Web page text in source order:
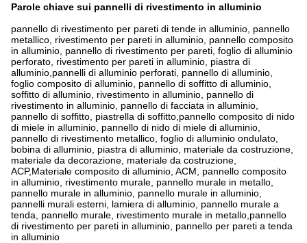
Parole chiave sui pannelli di rivestimento in alluminio
pannello di rivestimento per pareti di tende in alluminio, pannello
metallico, rivestimento per pareti in alluminio, pannello composito
in alluminio, pannello di rivestimento per pareti, foglio di alluminio
perforato, rivestimento per pareti in alluminio, piastra di
alluminio,pannelli di alluminio perforati, pannello di alluminio,
foglio composito di alluminio, pannello di soffitto di alluminio,
soffitto di alluminio, rivestimento in alluminio, pannello di
rivestimento in alluminio, pannello di facciata in alluminio,
pannello di soffitto, piastrella di soffitto,pannello composito di nido
di miele in alluminio, pannello di nido di miele di alluminio,
pannello di rivestimento metallico, foglio di alluminio ondulato,
bobina di alluminio, piastra di alluminio, materiale da costruzione,
materiale da decorazione, materiale da costruzione,
ACP,Materiale composito di alluminio, ACM, pannello composito
in alluminio, rivestimento murale, pannello murale in metallo,
pannello murale in alluminio, pannello murale in alluminio,
pannelli murali esterni, lamiera di alluminio, pannello murale a
tenda, pannello murale, rivestimento murale in metallo,pannello
di rivestimento per pareti in alluminio, pannello per pareti a tenda
in alluminio